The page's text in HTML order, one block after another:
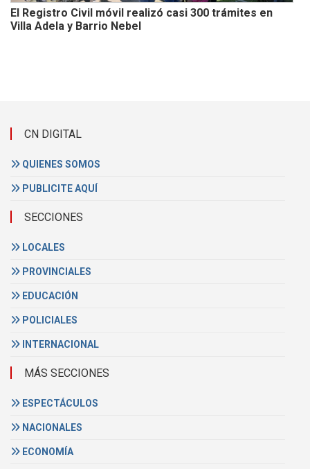
El Registro Civil móvil realizó casi 300 trámites en
Villa Adela y Barrio Nebel
CN DIGITAL
QUIENES SOMOS
PUBLICITE AQUÍ
SECCIONES
LOCALES
PROVINCIALES
EDUCACIÓN
POLICIALES
INTERNACIONAL
MÁS SECCIONES
ESPECTÁCULOS
NACIONALES
ECONOMÍA